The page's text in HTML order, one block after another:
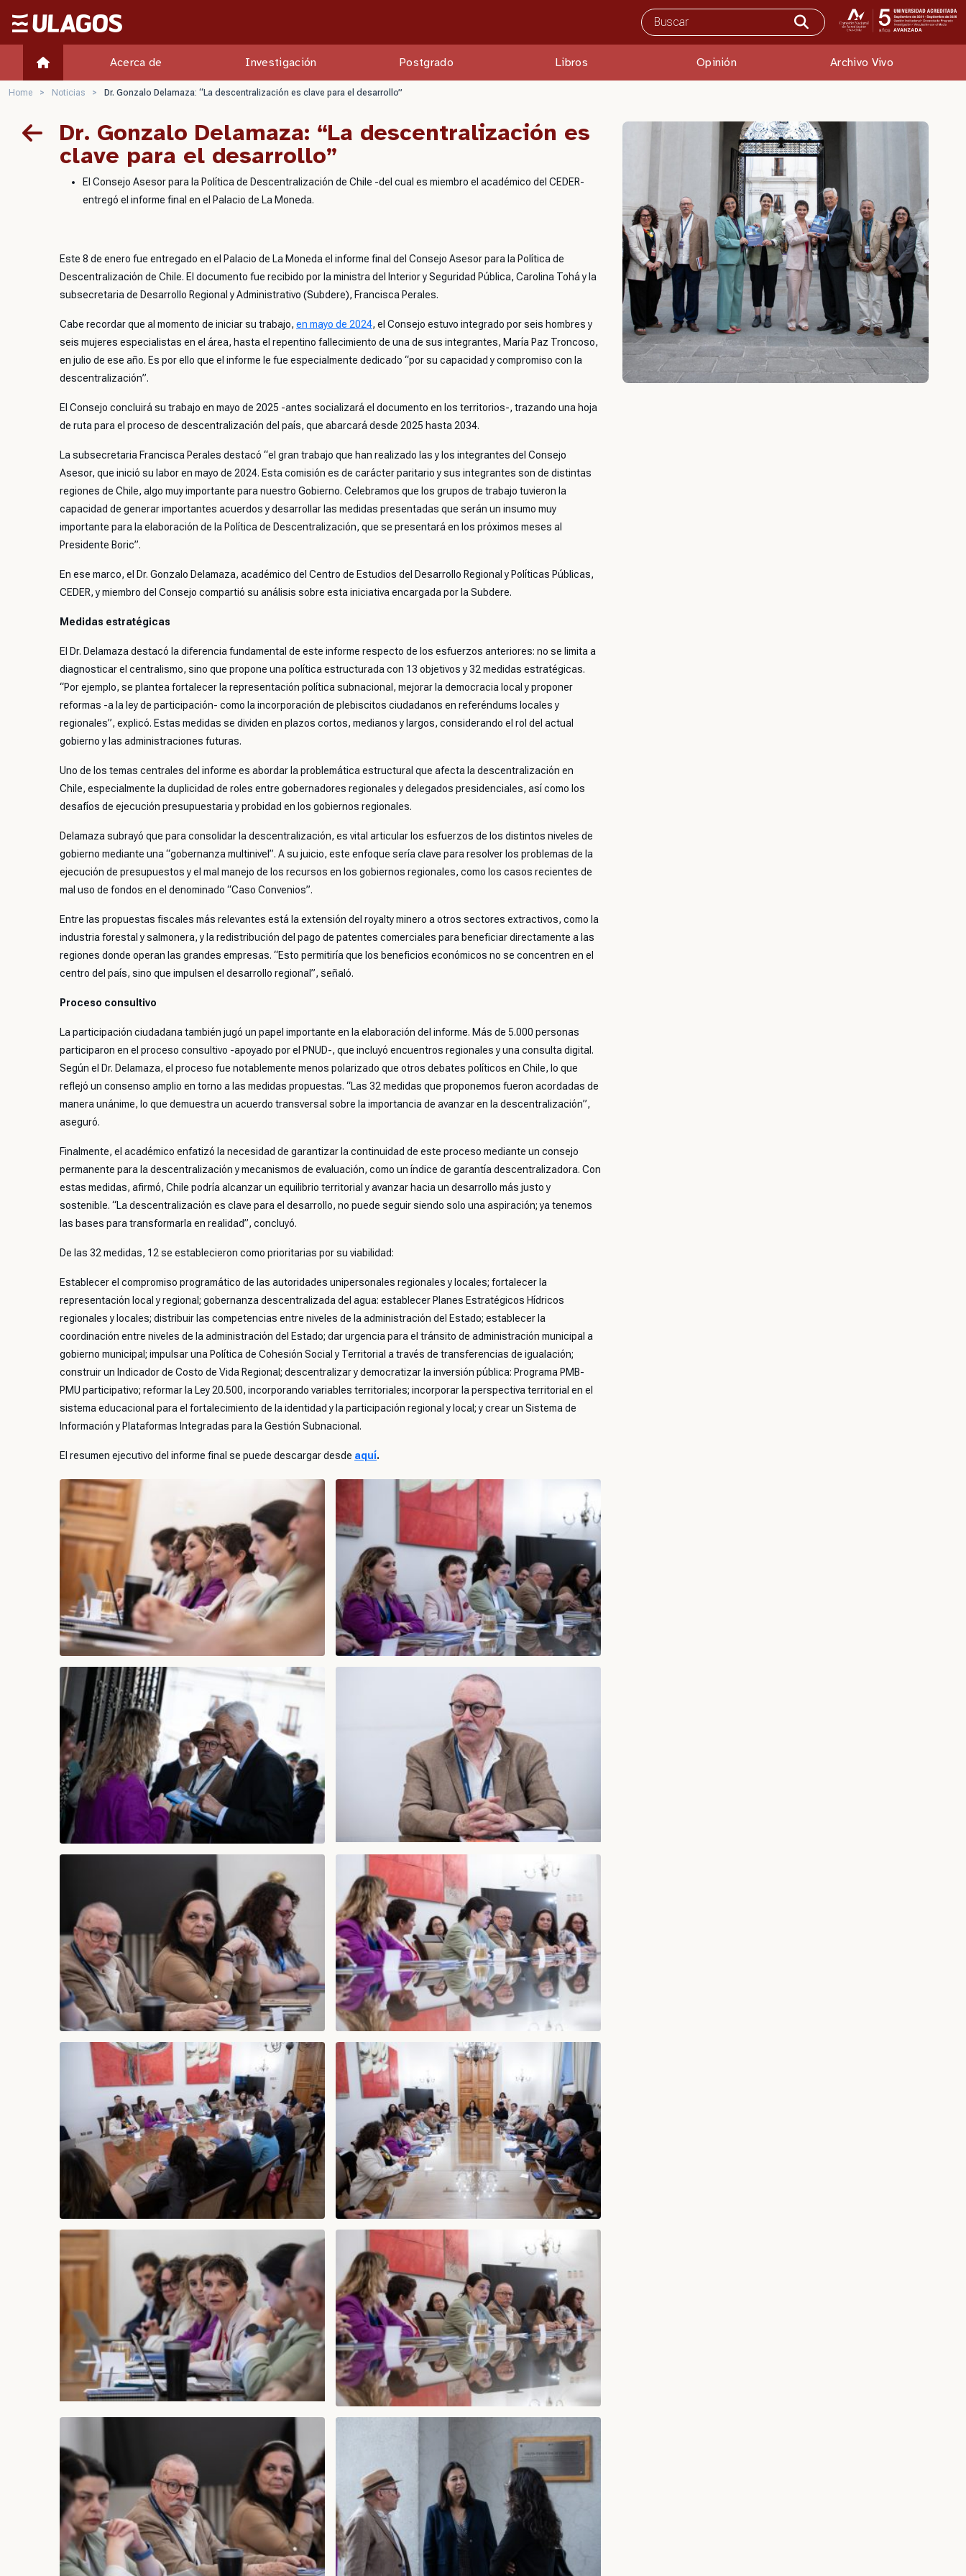
Ulagos Template
Acerca de Investigación Postgrado Libros Opinión Archivo Vivo
Home > Noticias > Dr. Gonzalo Delamaza: “La descentralización es clave para el desarrollo”
Dr. Gonzalo Delamaza: “La descentralización es
clave para el desarrollo”
El Consejo Asesor para la Política de Descentralización de Chile -del cual es miembro el académico del CEDER-
entregó el informe final en el Palacio de La Moneda.
Este 8 de enero fue entregado en el Palacio de La Moneda el informe final del Consejo Asesor para la Política de
Descentralización de Chile. El documento fue recibido por la ministra del Interior y Seguridad Pública, Carolina Tohá y la
subsecretaria de Desarrollo Regional y Administrativo (Subdere), Francisca Perales.
Cabe recordar que al momento de iniciar su trabajo,en mayo de 2024, el Consejo estuvo integrado por seis hombres y
seis mujeres especialistas en el área, hasta el repentino fallecimiento de una de sus integrantes, María Paz Troncoso,
en julio de ese año. Es por ello que el informe le fue especialmente dedicado “por su capacidad y compromiso con la
descentralización”.
El Consejo concluirá su trabajo en mayo de 2025 -antes socializará el documento en los territorios-, trazando una hoja
de ruta para el proceso de descentralización del país, que abarcará desde 2025 hasta 2034.
La subsecretaria Francisca Perales destacó “el gran trabajo que han realizado las y los integrantes del Consejo
Asesor, que inició su labor en mayo de 2024. Esta comisión es de carácter paritario y sus integrantes son de distintas
regiones de Chile, algo muy importante para nuestro Gobierno. Celebramos que los grupos de trabajo tuvieron la
capacidad de generar importantes acuerdos y desarrollar las medidas presentadas que serán un insumo muy
importante para la elaboración de la Política de Descentralización, que se presentará en los próximos meses al
Presidente Boric”.
En ese marco, el Dr. Gonzalo Delamaza, académico del Centro de Estudios del Desarrollo Regional y Políticas Públicas,
CEDER, y miembro del Consejo compartió su análisis sobre esta iniciativa encargada por la Subdere.
Medidas estratégicas
El Dr. Delamaza destacó la diferencia fundamental de este informe respecto de los esfuerzos anteriores: no se limita a
diagnosticar el centralismo, sino que propone una política estructurada con 13 objetivos y 32 medidas estratégicas.
“Por ejemplo, se plantea fortalecer la representación política subnacional, mejorar la democracia local y proponer
reformas -a la ley de participación- como la incorporación de plebiscitos ciudadanos en referéndums locales y
regionales”, explicó. Estas medidas se dividen en plazos cortos, medianos y largos, considerando el rol del actual
gobierno y las administraciones futuras.
Uno de los temas centrales del informe es abordar la problemática estructural que afecta la descentralización en
Chile, especialmente la duplicidad de roles entre gobernadores regionales y delegados presidenciales, así como los
desafíos de ejecución presupuestaria y probidad en los gobiernos regionales.
Delamaza subrayó que para consolidar la descentralización, es vital articular los esfuerzos de los distintos niveles de
gobierno mediante una “gobernanza multinivel”. A su juicio, este enfoque sería clave para resolver los problemas de la
ejecución de presupuestos y el mal manejo de los recursos en los gobiernos regionales, como los casos recientes de
mal uso de fondos en el denominado “Caso Convenios”.
Entre las propuestas fiscales más relevantes está la extensión del royalty minero a otros sectores extractivos, como la
industria forestal y salmonera, y la redistribución del pago de patentes comerciales para beneficiar directamente a las
regiones donde operan las grandes empresas. “Esto permitiría que los beneficios económicos no se concentren en el
centro del país, sino que impulsen el desarrollo regional”, señaló.
Proceso consultivo
La participación ciudadana también jugó un papel importante en la elaboración del informe. Más de 5.000 personas
participaron en el proceso consultivo -apoyado por el PNUD-, que incluyó encuentros regionales y una consulta digital.
Según el Dr. Delamaza, el proceso fue notablemente menos polarizado que otros debates políticos en Chile, lo que
reflejó un consenso amplio en torno a las medidas propuestas. “Las 32 medidas que proponemos fueron acordadas de
manera unánime, lo que demuestra un acuerdo transversal sobre la importancia de avanzar en la descentralización”,
aseguró.
Finalmente, el académico enfatizó la necesidad de garantizar la continuidad de este proceso mediante un consejo
permanente para la descentralización y mecanismos de evaluación, como un índice de garantía descentralizadora. Con
estas medidas, afirmó, Chile podría alcanzar un equilibrio territorial y avanzar hacia un desarrollo más justo y
sostenible. “La descentralización es clave para el desarrollo, no puede seguir siendo solo una aspiración; ya tenemos
las bases para transformarla en realidad”, concluyó.
De las 32 medidas, 12 se establecieron como prioritarias por su viabilidad:
Establecer el compromiso programático de las autoridades unipersonales regionales y locales; fortalecer la
representación local y regional; gobernanza descentralizada del agua: establecer Planes Estratégicos Hídricos
regionales y locales; distribuir las competencias entre niveles de la administración del Estado; establecer la
coordinación entre niveles de la administración del Estado; dar urgencia para el tránsito de administración municipal a
gobierno municipal; impulsar una Política de Cohesión Social y Territorial a través de transferencias de igualación;
construir un Indicador de Costo de Vida Regional; descentralizar y democratizar la inversión pública: Programa PMB-
PMU participativo; reformar la Ley 20.500, incorporando variables territoriales; incorporar la perspectiva territorial en el
sistema educacional para el fortalecimiento de la identidad y la participación regional y local; y crear un Sistema de
Información y Plataformas Integradas para la Gestión Subnacional.
El resumen ejecutivo del informe final se puede descargar desde aquí.